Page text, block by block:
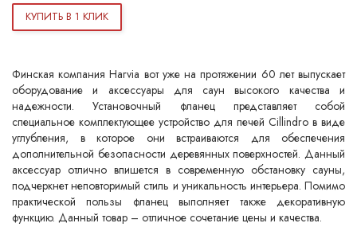
КУПИТЬ В 1 КЛИК
Финская компания Harvia вот уже на протяжении 60 лет выпускает
оборудование и аксессуары для саун высокого качества и
надежности. Установочный фланец представляет собой
специальное комплектующее устройство для печей Cillindro в виде
углубления, в которое они встраиваются для обеспечения
дополнительной безопасности деревянных поверхностей. Данный
аксессуар отлично впишется в современную обстановку сауны,
подчеркнет неповторимый стиль и уникальность интерьера. Помимо
практической пользы фланец выполняет также декоративную
функцию. Данный товар – отличное сочетание цены и качества.